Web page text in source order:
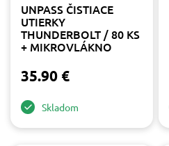
UNPASS ČISTIACE
UTIERKY
THUNDERBOLT / 80 KS
+ MIKROVLÁKNO
35.90 €
Skladom